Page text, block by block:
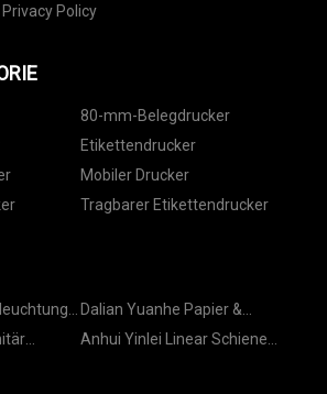
Privacy Policy
80-mm-Belegdrucker
Etikettendrucker
Mobiler Drucker
Tragbarer Etikettendrucker
Dalian Yuanhe Papier &
Kunststoff Co., GmbH.
Anhui Yinlei Linear Schiene